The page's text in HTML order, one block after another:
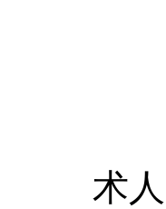
5
术